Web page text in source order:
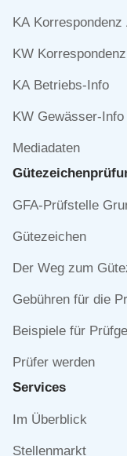
KA Korrespondenz
KW
KA Betriebs-Info
KW Gewässer-Info
Mediadaten
Navigation
GFA-Prüfstelle
Gütezeichen
Der Weg zum
Gebühren für die
Beispiele für
Prüfer werden
Services
Navigation
Im Überblick
Stellenmarkt